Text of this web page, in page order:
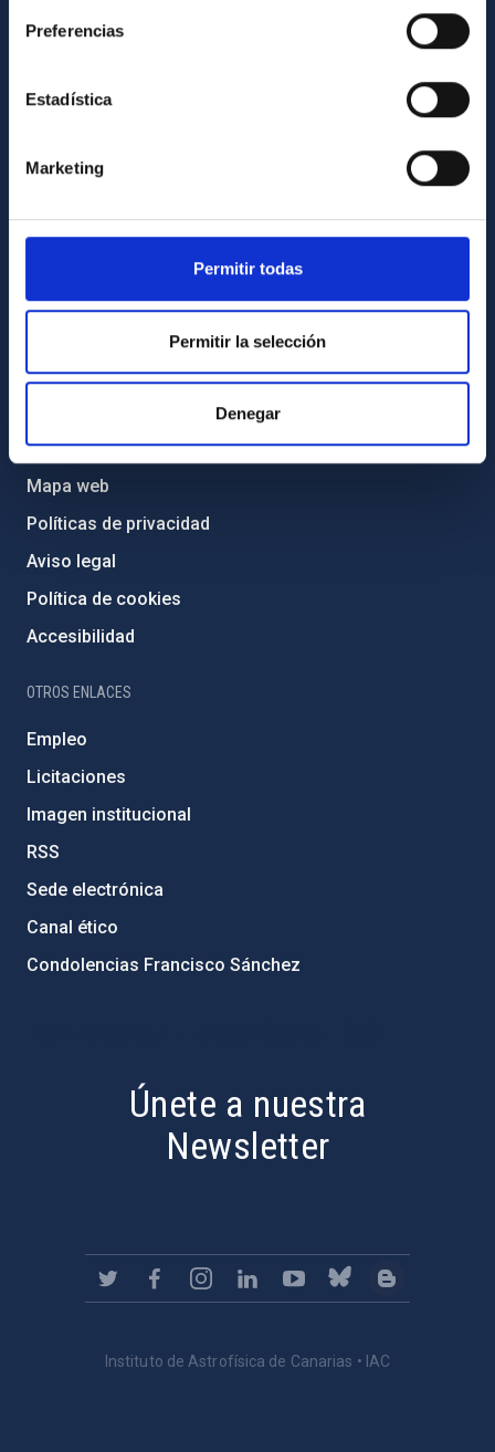
Preferencias
Estadística
Marketing
Permitir todas
Permitir la selección
Denegar
Legislación
Igualdad y diversidad de género
Medio Ambiente y Sostenibilidad
Proyectos institucionales
Financiación externa
Programa Severo Ochoa
Amigos del IAC
PORTAL DEL IAC
Mapa web
Políticas de privacidad
Aviso legal
Política de cookies
Accesibilidad
OTROS ENLACES
Empleo
Licitaciones
Imagen institucional
RSS
Sede electrónica
Canal ético
Condolencias Francisco Sánchez
Únete a nuestra
Newsletter
Instituto de Astrofísica de Canarias • IAC